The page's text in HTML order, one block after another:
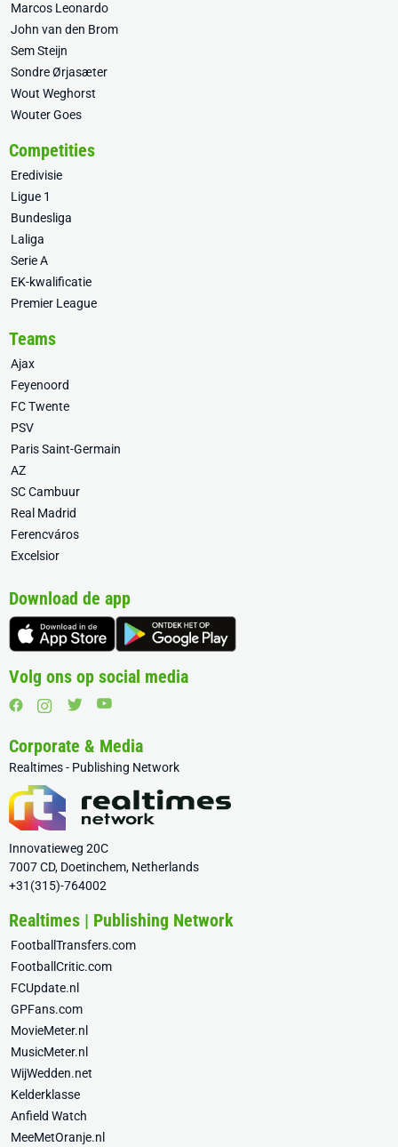
Marcos Leonardo
John van den Brom
Sem Steijn
Sondre Ørjasæter
Wout Weghorst
Wouter Goes
Competities
Eredivisie
Ligue 1
Bundesliga
Laliga
Serie A
EK-kwalificatie
Premier League
Teams
Ajax
Feyenoord
FC Twente
PSV
Paris Saint-Germain
AZ
SC Cambuur
Real Madrid
Ferencváros
Excelsior
Download de app
Volg ons op social media
Corporate & Media
Realtimes - Publishing Network
Innovatieweg 20C
7007 CD, Doetinchem, Netherlands
+31(315)-764002
Realtimes | Publishing Network
FootballTransfers.com
FootballCritic.com
FCUpdate.nl
GPFans.com
MovieMeter.nl
MusicMeter.nl
WijWedden.net
Kelderklasse
Anfield Watch
MeeMetOranje.nl